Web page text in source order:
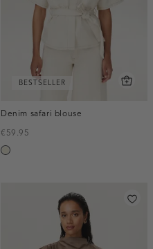
BESTSELLER
Denim safari blouse
€59.95
ecru